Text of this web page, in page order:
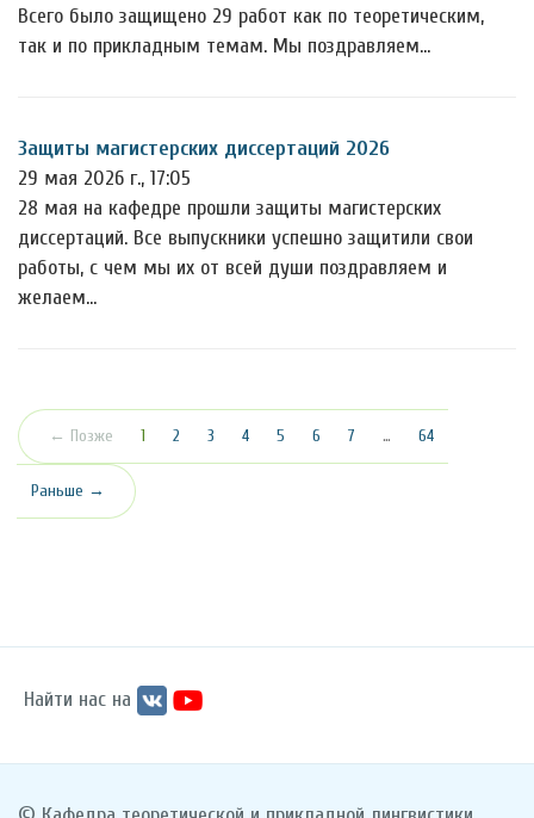
Всего было защищено 29 работ как по теоретическим,
так и по прикладным темам. Мы поздравляем…
Защиты магистерских диссертаций 2026
29 мая 2026 г., 17:05
28 мая на кафедре прошли защиты магистерских
диссертаций. Все выпускники успешно защитили свои
работы, с чем мы их от всей души поздравляем и
желаем…
← Позже 1 (текущая)
2 3 4 5 6 7 … 64
Раньше →
Найти нас на